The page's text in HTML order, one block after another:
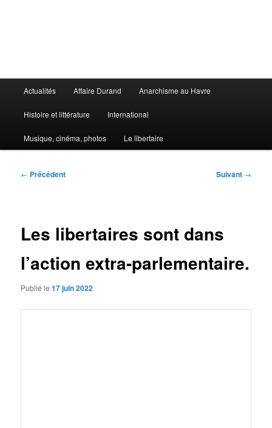
principal
Actualités Affaire Durand Anarchisme au Havre
Histoire et littérature International
Musique, cinéma, photos Le libertaire
Navigation
← Précédent Suivant →
Les libertaires sont dans
l’action extra-parlementaire.
Publié le17 juin 2022